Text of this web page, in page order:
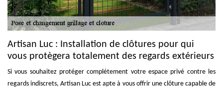
Artisan Luc : Installation de clôtures pour qui
vous protègera totalement des regards extérieurs
Si vous souhaitez protéger complétement votre espace privé contre les
regards indiscrets, Artisan Luc est apte à vous offrir une clôture capable de